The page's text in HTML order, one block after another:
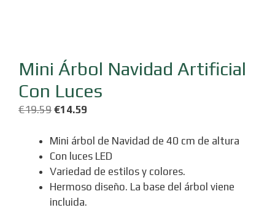
Mini Árbol Navidad Artificial
Con Luces
€19.59 El
original
era:
€19.59.
€14.59
actual
es:
€14.59.
Mini árbol de Navidad de 40 cm de altura
Con luces LED
Variedad de estilos y colores.
Hermoso diseño. La base del árbol viene
incluida.